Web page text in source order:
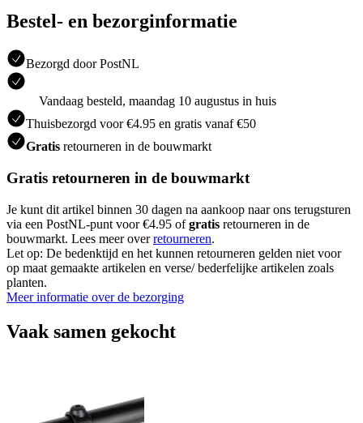
Bestel- en bezorginformatie
Bezorgd door PostNL
Vandaag besteld, maandag 10 augustus in huis
Thuisbezorgd voor €4.95 en gratis vanaf €50
Gratis retourneren in de bouwmarkt
Gratis retourneren in de bouwmarkt
Je kunt dit artikel binnen 30 dagen na aankoop naar ons terugsturen
via een PostNL-punt voor €4.95 ofgratis retourneren in de
bouwmarkt. Lees meer overretourneren.
Let op: De bedenktijd en het kunnen retourneren gelden niet voor
op maat gemaakte artikelen en verse/ bederfelijke artikelen zoals
planten.
Meer informatie over de bezorging
Vaak samen gekocht